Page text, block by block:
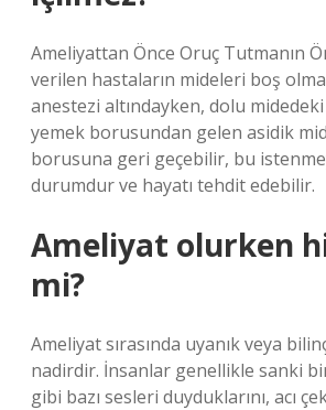
Ameliyattan Önce Oruç Tutmanın
verilen hastaların mideleri boş
anestezi altındayken, dolu
yemek borusundan gelen asidik
borusuna geri geçebilir, bu
durumdur ve hayatı tehdit edebilir.
Ameliyat olurken
mi?
Ameliyat sırasında uyanık veya
nadirdir. İnsanlar genellikle sanki
gibi bazı sesleri duyduklarını, acı